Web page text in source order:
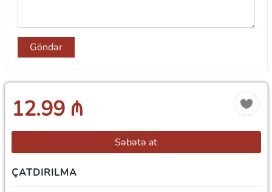
Göndər
12.99 ₼
Səbətə at
ÇATDIRILMA